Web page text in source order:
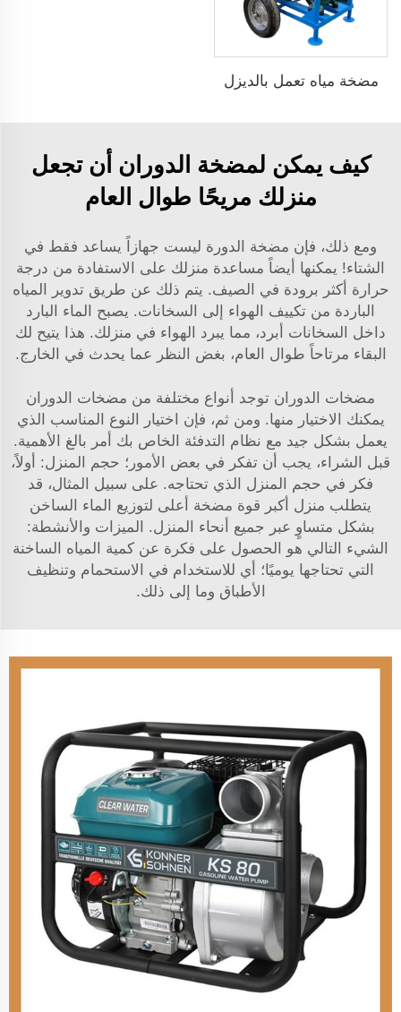
مضخة مياه تعمل بالديزل
كيف يمكن لمضخة الدوران أن تجعل
منزلك مريحًا طوال العام
ومع ذلك، فإن مضخة الدورة ليست جهازاً يساعد فقط في
الشتاء! يمكنها أيضاً مساعدة منزلك على الاستفادة من درجة
حرارة أكثر برودة في الصيف. يتم ذلك عن طريق تدوير المياه
الباردة من تكييف الهواء إلى السخانات. يصبح الماء البارد
داخل السخانات أبرد، مما يبرد الهواء في منزلك. هذا يتيح لك
البقاء مرتاحاً طوال العام، بغض النظر عما يحدث في الخارج.
مضخات الدوران توجد أنواع مختلفة من مضخات الدوران
يمكنك الاختيار منها. ومن ثم، فإن اختيار النوع المناسب الذي
يعمل بشكل جيد مع نظام التدفئة الخاص بك أمر بالغ الأهمية.
قبل الشراء، يجب أن تفكر في بعض الأمور؛ حجم المنزل: أولاً،
فكر في حجم المنزل الذي تحتاجه. على سبيل المثال، قد
يتطلب منزل أكبر قوة مضخة أعلى لتوزيع الماء الساخن
بشكل متساوٍ عبر جميع أنحاء المنزل. الميزات والأنشطة:
الشيء التالي هو الحصول على فكرة عن كمية المياه الساخنة
التي تحتاجها يوميًا؛ أي للاستخدام في الاستحمام وتنظيف
الأطباق وما إلى ذلك.